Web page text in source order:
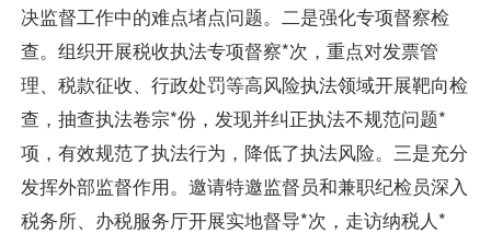
决监督工作中的难点堵点问题。二是强化专项督察检
查。组织开展税收执法专项督察*次，重点对发票管
理、税款征收、行政处罚等高风险执法领域开展靶向检
查，抽查执法卷宗*份，发现并纠正执法不规范问题*
项，有效规范了执法行为，降低了执法风险。三是充分
发挥外部监督作用。邀请特邀监督员和兼职纪检员深入
税务所、办税服务厅开展实地督导*次，走访纳税人*